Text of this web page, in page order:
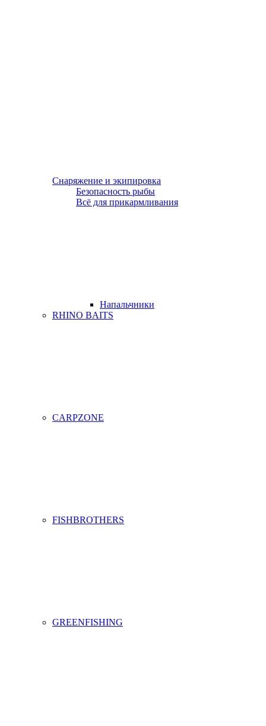
Снаряжение и экипировка
Безопасность рыбы
Всё для прикармливания
Напальчники
RHINO BAITS
CARPZONE
FISHBROTHERS
GREENFISHING